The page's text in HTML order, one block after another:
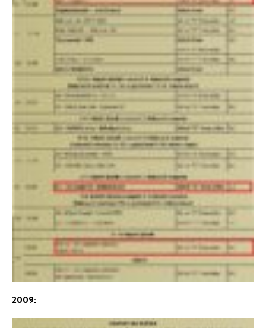
2009: